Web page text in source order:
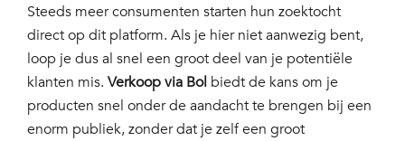
Steeds meer consumenten starten hun zoektocht
direct op dit platform. Als je hier niet aanwezig bent,
loop je dus al snel een groot deel van je potentiële
klanten mis. Verkoop via Bol biedt de kans om je
producten snel onder de aandacht te brengen bij een
enorm publiek, zonder dat je zelf een groot